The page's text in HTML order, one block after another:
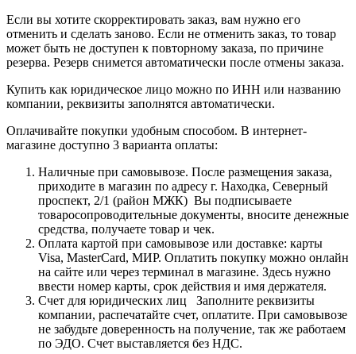
Если вы хотите скорректировать заказ, вам нужно его
отменить и сделать заново. Если не отменить заказ, то товар
может быть не доступен к повторному заказа, по причине
резерва. Резерв снимется автоматически после отмены заказа.
Купить как юридическое лицо можно по ИНН или названию
компании, реквизиты заполнятся автоматически.
Оплачивайте покупки удобным способом. В интернет-
магазине доступно 3 варианта оплаты:
Наличные при самовывозе. После размещения заказа,
приходите в магазин по адресу г. Находка, Северный
проспект, 2/1 (район МЖК) Вы подписываете
товаросопроводительные документы, вносите денежные
средства, получаете товар и чек.
Оплата картой при самовывозе или доставке: карты
Visa, MasterCard, МИР. Оплатить покупку можно онлайн
на сайте или через терминал в магазине. Здесь нужно
ввести номер карты, срок действия и имя держателя.
Счет для юридических лиц Заполните реквизиты
компании, распечатайте счет, оплатите. При самовывозе
не забудьте доверенность на получение, так же работаем
по ЭДО. Счет выставляется без НДС.